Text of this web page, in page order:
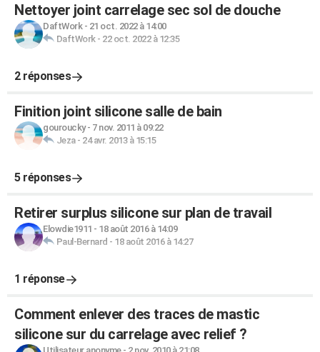
Nettoyer joint carrelage sec sol de douche
DaftWork- 21 oct. 2022 à 14:00
DaftWork- 22 oct. 2022 à 12:35
2 réponses
Finition joint silicone salle de bain
gouroucky- 7 nov. 2011 à 09:22
Jeza- 24 avr. 2013 à 15:15
5 réponses
Retirer surplus silicone sur plan de travail
Elowdie1911 - 18 août 2016 à 14:09
Paul-Bernard - 18 août 2016 à 14:27
1 réponse
Comment enlever des traces de mastic
silicone sur du carrelage avec relief ?